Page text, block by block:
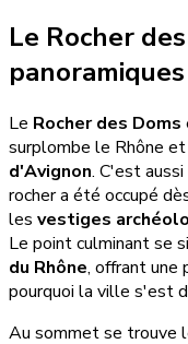
Le Rocher
panoramiques
Le Rocher des Doms
surplombe le Rhône
d'Avignon. C'est
rocher a été occupé
les vestiges
Le point culminant se
du Rhône, offrant une
pourquoi la ville s'est
Au sommet se trouve